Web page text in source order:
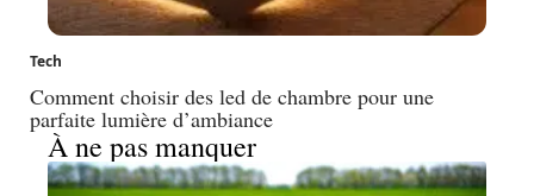
Tech
Comment choisir des led de chambre pour une
parfaite lumière d’ambiance
À ne pas manquer